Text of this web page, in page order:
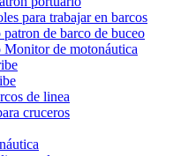
para trabajar en barcos
de barco de buceo
Monitor de motonáutica
de linea
cruceros